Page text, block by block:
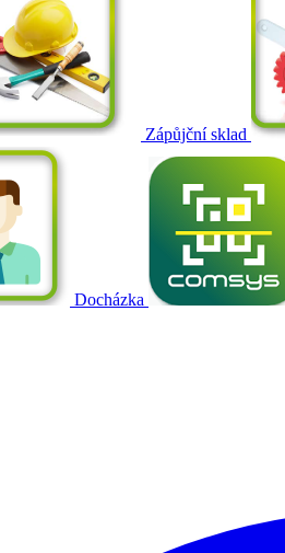
Zápůjční sklad
Docházka